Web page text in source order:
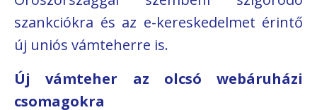
szankciókra és az e-kereskedelmet érintő
új uniós vámteherre is.
Új vámteher az olcsó webáruházi
csomagokra